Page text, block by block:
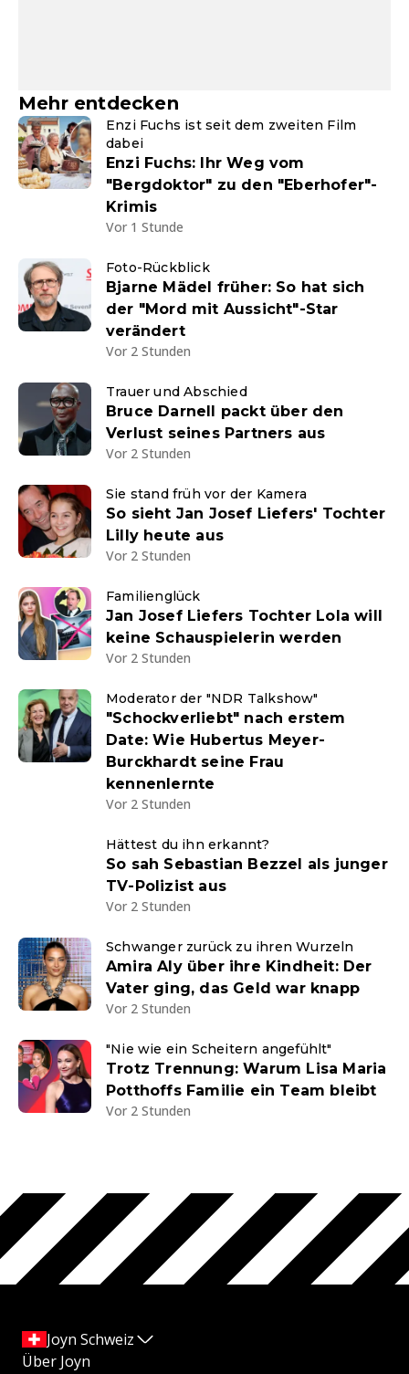
Mehr entdecken
Enzi Fuchs ist seit dem zweiten Film
dabei
Enzi Fuchs: Ihr Weg vom
"Bergdoktor" zu den "Eberhofer"-
Krimis
Vor 1 Stunde
Foto-Rückblick
Bjarne Mädel früher: So hat sich
der "Mord mit Aussicht"-Star
verändert
Vor 2 Stunden
Trauer und Abschied
Bruce Darnell packt über den
Verlust seines Partners aus
Vor 2 Stunden
Sie stand früh vor der Kamera
So sieht Jan Josef Liefers' Tochter
Lilly heute aus
Vor 2 Stunden
Familienglück
Jan Josef Liefers Tochter Lola will
keine Schauspielerin werden
Vor 2 Stunden
Moderator der "NDR Talkshow"
"Schockverliebt" nach erstem
Date: Wie Hubertus Meyer-
Burckhardt seine Frau
kennenlernte
Vor 2 Stunden
Hättest du ihn erkannt?
So sah Sebastian Bezzel als junger
TV-Polizist aus
Vor 2 Stunden
Schwanger zurück zu ihren Wurzeln
Amira Aly über ihre Kindheit: Der
Vater ging, das Geld war knapp
Vor 2 Stunden
"Nie wie ein Scheitern angefühlt"
Trotz Trennung: Warum Lisa Maria
Potthoffs Familie ein Team bleibt
Vor 2 Stunden
Joyn Schweiz
Über Joyn